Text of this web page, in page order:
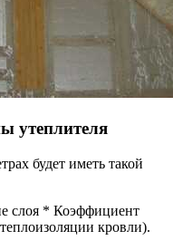
утеплителя
будет иметь такой
слоя * Коэффициент
кровли).